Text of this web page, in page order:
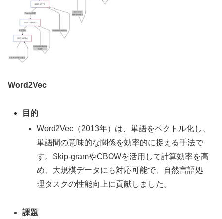
Word2Vec
目的
Word2Vec（2013年）は、単語をベクトル化し、
単語間の意味的な関係を効率的に捉える手法で
す。Skip-gramやCBOWを活用して計算効率を高
め、大規模データにも対応可能で、自然言語処
理タスクの性能向上に貢献しました。
課題